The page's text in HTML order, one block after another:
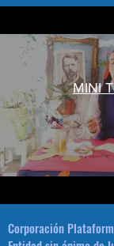
MINI
Corporación